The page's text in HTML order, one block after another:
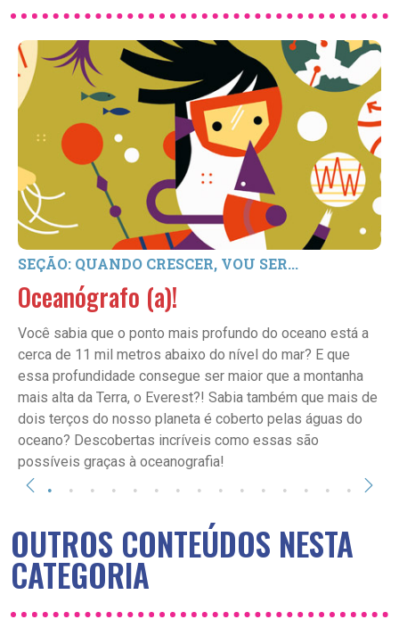
SEÇÃO: QUANDO CRESCER, VOU SER...
Oceanógrafo (a)!
Você sabia que o ponto mais profundo do oceano está a
cerca de 11 mil metros abaixo do nível do mar? E que
essa profundidade consegue ser maior que a montanha
mais alta da Terra, o Everest?! Sabia também que mais de
dois terços do nosso planeta é coberto pelas águas do
oceano? Descobertas incríveis como essas são
possíveis graças à oceanografia!
OUTROS CONTEÚDOS NESTA
CATEGORIA